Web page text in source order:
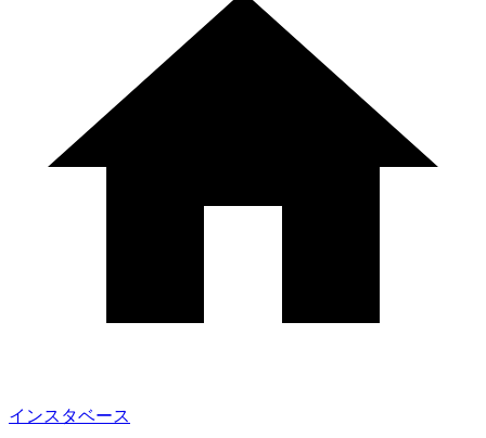
インスタベース